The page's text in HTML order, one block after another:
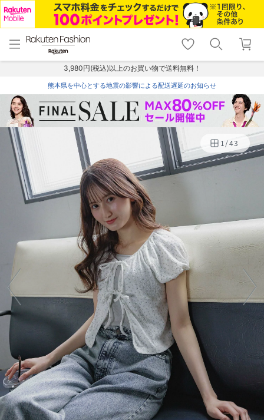
menu home
トップ
shopping_cart lock_outline
ログイン
3,980円(税込)以上のお買い物で送料無料！
熊本県を中心とする地震の影響による配送遅延のお知らせ
1/43